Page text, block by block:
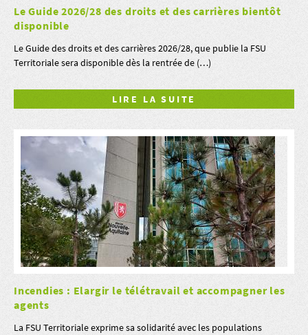
Le Guide 2026/28 des droits et des carrières bientôt
disponible
Le Guide des droits et des carrières 2026/28, que publie la FSU
Territoriale sera disponible dès la rentrée de (…)
LIRE LA SUITE
Incendies : Elargir le télétravail et accompagner les
agents
La FSU Territoriale exprime sa solidarité avec les populations